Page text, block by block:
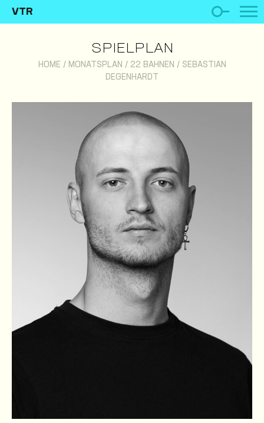
VTR
SPIELPLAN
HOME / MONATSPLAN / 22 BAHNEN / SEBASTIAN
DEGENHARDT